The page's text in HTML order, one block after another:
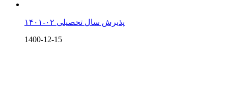
پذیرش سال تحصیلی ۰۲-۱۴۰۱
1400-12-15